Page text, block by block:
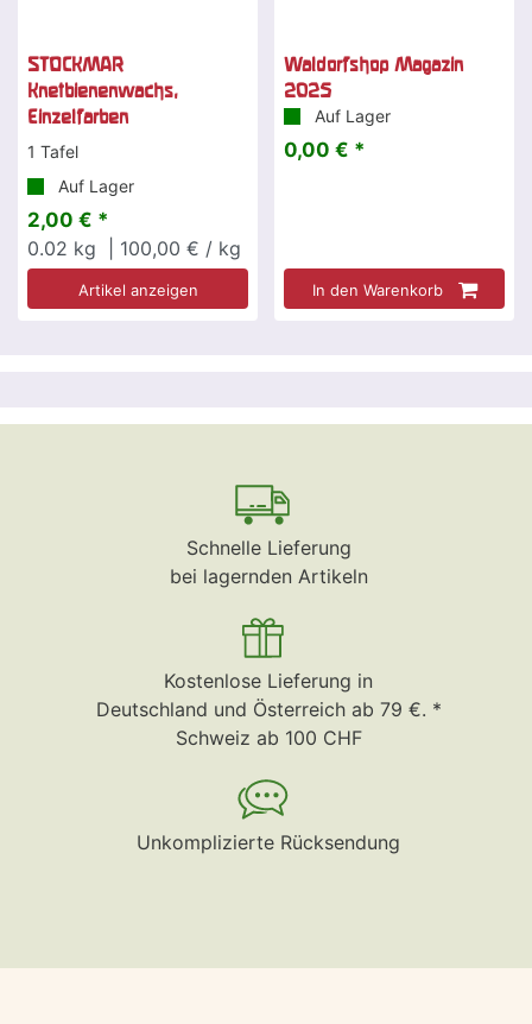
STOCKMAR
Knetbienenwachs,
Einzelfarben
1 Tafel
Auf Lager
2,00 € *
0.02 kg | 100,00 € / kg
Artikel anzeigen
Waldorfshop Magazin
2025
Auf Lager
0,00 € *
In den Warenkorb
Schnelle Lieferung
bei lagernden Artikeln
Kostenlose Lieferung in
Deutschland und Österreich ab 79 €. *
Schweiz ab 100 CHF
Unkomplizierte Rücksendung